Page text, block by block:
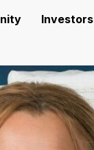
Investors